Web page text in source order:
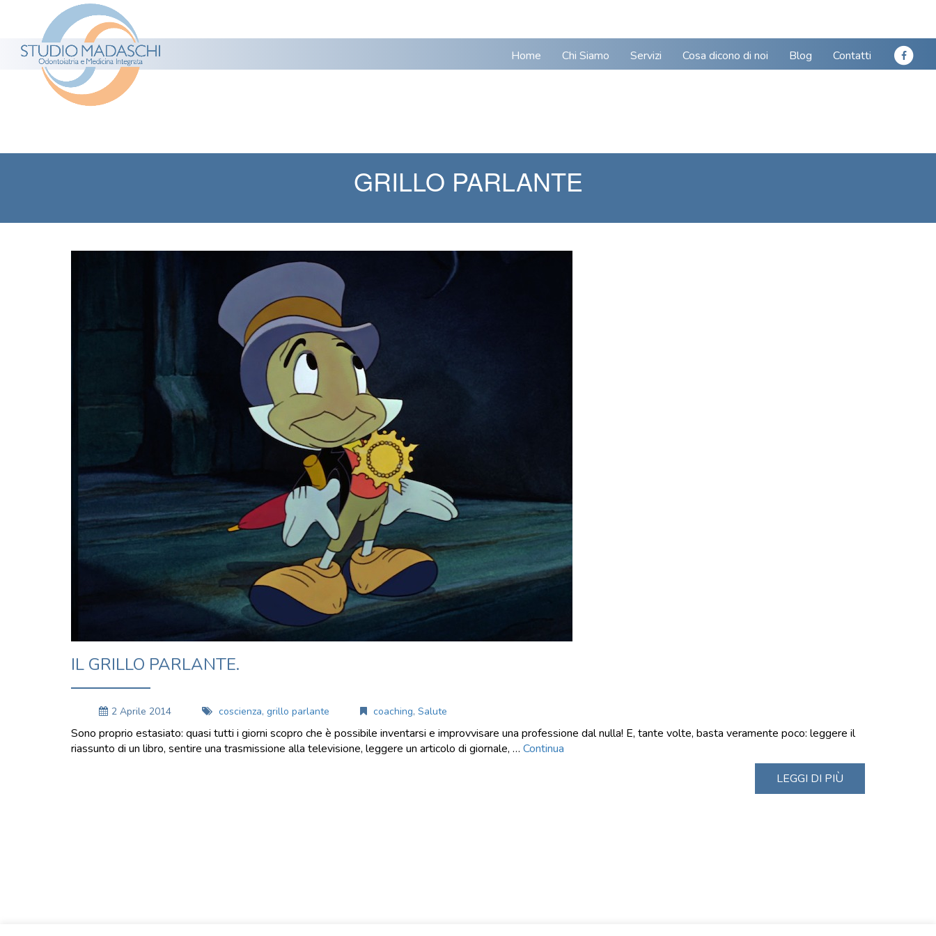
Home Chi Siamo Servizi Cosa dicono di noi Blog Contatti
GRILLO PARLANTE
IL GRILLO PARLANTE.
2 Aprile 2014 coscienza, grillo parlante coaching, Salute
Sono proprio estasiato: quasi tutti i giorni scopro che è possibile inventarsi e improvvisare una professione dal nulla! E, tante volte, basta veramente poco: leggere il
riassunto di un libro, sentire una trasmissione alla televisione, leggere un articolo di giornale, … Continua
LEGGI DI PIÙ